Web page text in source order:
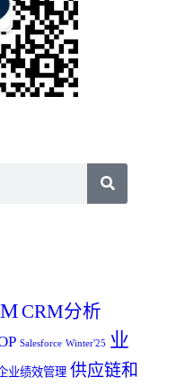
CRM分析
Salesforce Winter'25
业
业绩效管理 供应链和